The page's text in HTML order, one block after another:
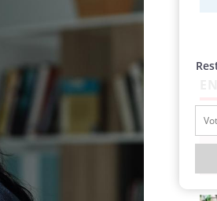
VIH : la fin du comprimé
tous les jours se profile-t-